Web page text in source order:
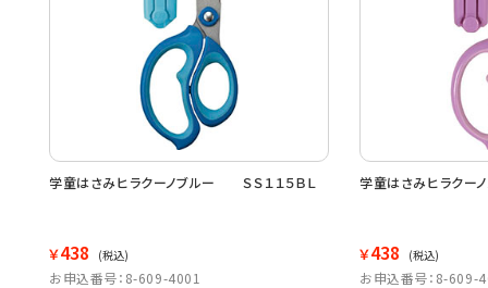
学童はさみヒラクーノブルー ＳＳ１１５ＢＬ
￥438 (税込)
お申込番号：8-609-4001
学童はさみヒラクー
￥438 (税込)
お申込番号：8-609-